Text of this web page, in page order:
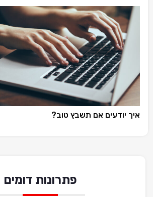
איך יודעים אם תשבץ טוב?
פתרונות דומים